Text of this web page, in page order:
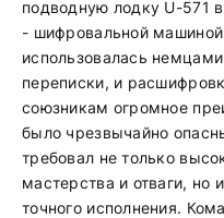
подводную лодку U-571
- шифровальной
использовалась
переписки, и
союзникам огромное
было чрезвычайно
требовал не только
мастерства и отваги, но
точного исполнения.